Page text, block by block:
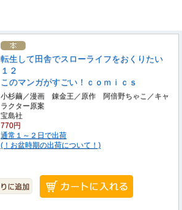
転生して田舎でスローライフをおくりたい
１２
このマンガがすごい！ｃｏｍｉｃｓ
小杉繭／漫画 錬金王／原作 阿倍野ちゃこ／キャ
ラクター原案
宝島社
770円
通常１～２日で出荷
(！お盆時期の出荷について！)